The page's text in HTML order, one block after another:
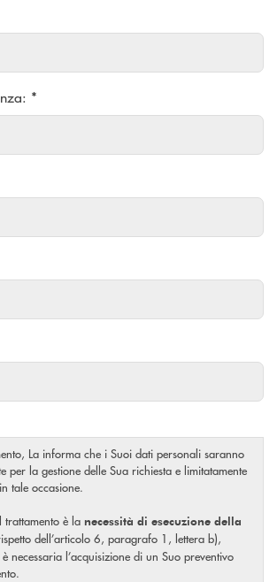
*
La informa che i Suoi dati personali saranno
per la gestione delle Sua richiesta e limitatamente
tale occasione.
trattamento è la necessità di esecuzione della
dell’articolo 6, paragrafo 1, lettera b),
necessaria l’acquisizione di un Suo preventivo